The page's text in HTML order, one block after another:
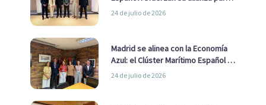
impulsar una estrategia Nacional
24 de julio de 2026
Madrid se alinea con la Economía
Azul: el Clúster Marítimo Español y
la Real Liga Naval avanzan alianzas
24 de julio de 2026